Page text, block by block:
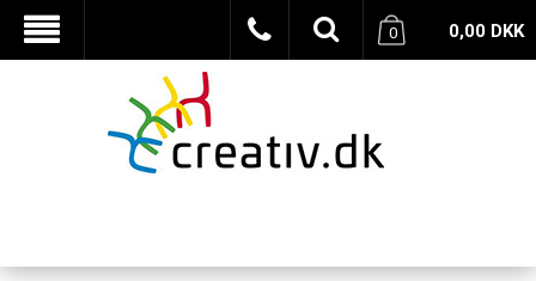
0,00 DKK
0